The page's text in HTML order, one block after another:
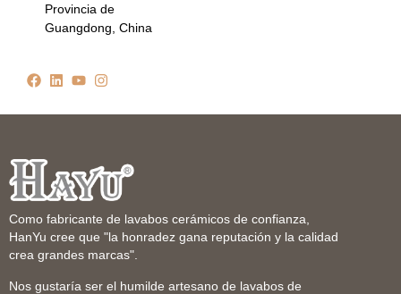
Provincia de
Guangdong, China
Como fabricante de lavabos cerámicos de confianza,
HanYu cree que "la honradez gana reputación y la calidad
crea grandes marcas".
Nos gustaría ser el humilde artesano de lavabos de